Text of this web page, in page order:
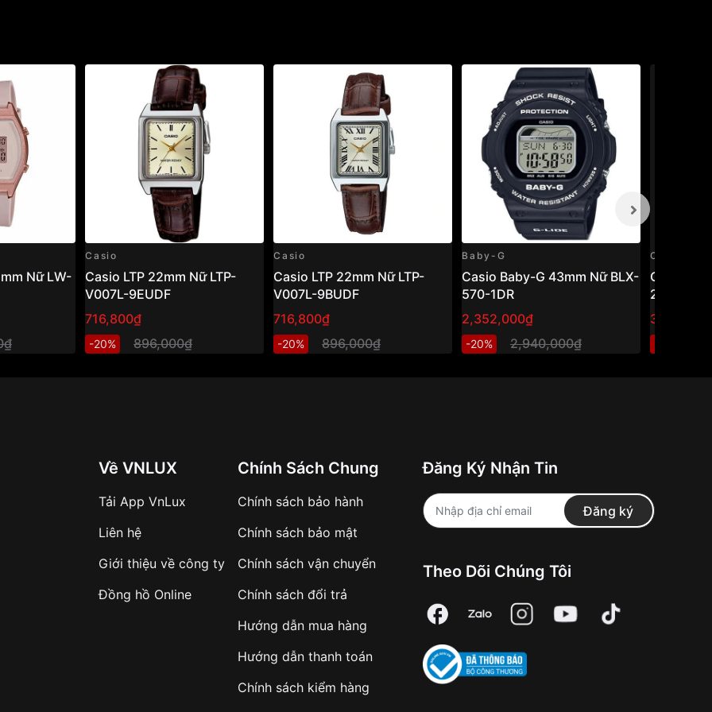
để đeo mỗi ngày
Nữ BGD-565GS-
Nữ LW-
Casio
Casio LTP 22mm Nữ LTP-
V007L-9EUDF
716,800₫
-20% 896,000₫
Casio
Casio LTP 22mm Nữ LTP-
V007L-9BUDF
716,800₫
-20% 896,000₫
Baby-G
Casio Baby-G 43mm Nữ BLX-
570-1DR
2,352,000₫
-20% 2,940,000₫
Casio
Casio
24-7ELDF
384,000₫
Về VNLUX
Tải App VnLux
Liên hệ
Giới thiệu về công ty
Đồng hồ Online
Chính Sách Chung
Chính sách bảo hành
Chính sách bảo mật
Chính sách vận chuyển
Chính sách đổi trả
Hướng dẫn mua hàng
Hướng dẫn thanh toán
Chính sách kiểm hàng
Đăng Ký Nhận Tin
Đăng ký
Theo Dõi Chúng Tôi